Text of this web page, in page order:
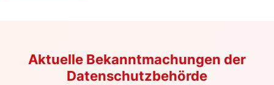
Aktuelle Bekanntmachungen der
Datenschutzbehörde